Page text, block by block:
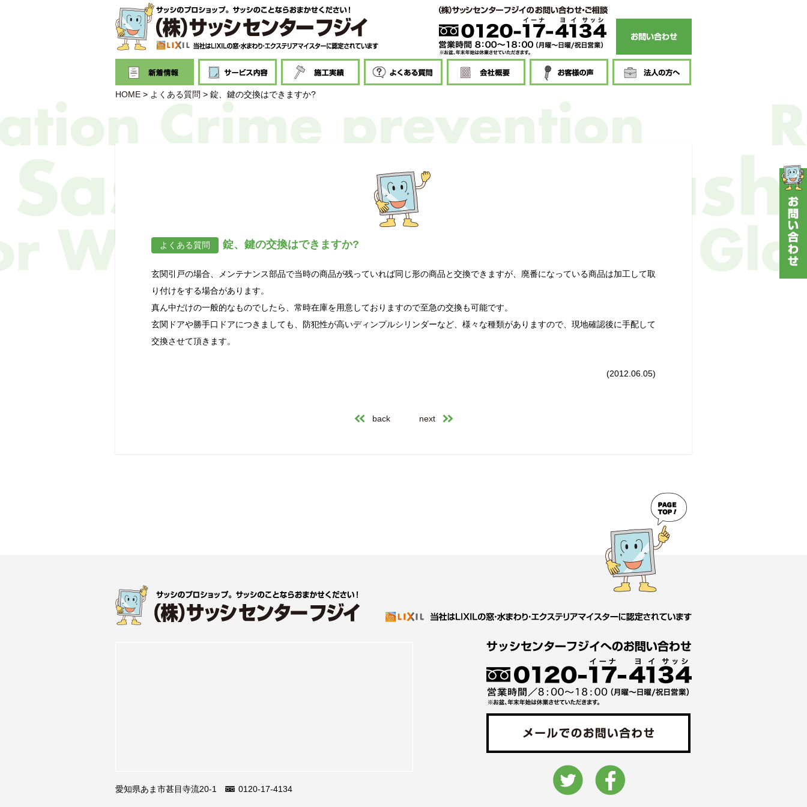
HOME > よくある質問 > 錠、鍵の交換はできますか?
よくある質問 錠、鍵の交換はできますか?
玄関引戸の場合、メンテナンス部品で当時の商品が残っていれば同じ形の商品と交換できますが、廃番になっている商品は加工して取
り付けをする場合があります。
真ん中だけの一般的なものでしたら、常時在庫を用意しておりますので至急の交換も可能です。
玄関ドアや勝手口ドアにつきましても、防犯性が高いディンプルシリンダーなど、様々な種類がありますので、現地確認後に手配して
交換させて頂きます。
(2012.06.05)
back next
愛知県あま市甚目寺流20-1 0120-17-4134